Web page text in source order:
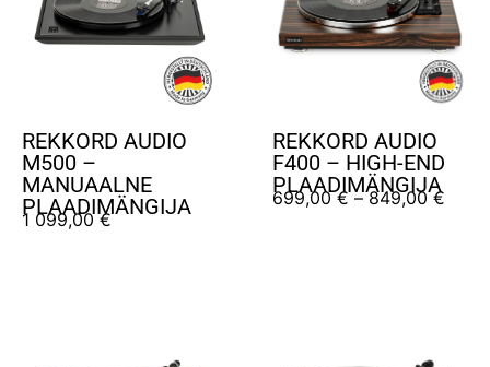
REKKORD AUDIO
M500 –
MANUAALNE
PLAADIMÄNGIJA
1 099,00€
REKKORD AUDIO
F400 – HIGH-END
PLAADIMÄNGIJA
699,00€ – 849,00€